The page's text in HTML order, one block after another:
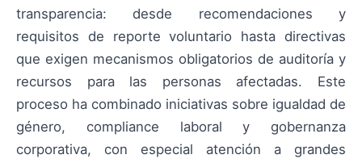
transparencia: desde recomendaciones y
requisitos de reporte voluntario hasta directivas
que exigen mecanismos obligatorios de auditoría y
recursos para las personas afectadas. Este
proceso ha combinado iniciativas sobre igualdad de
género, compliance laboral y gobernanza
corporativa, con especial atención a grandes